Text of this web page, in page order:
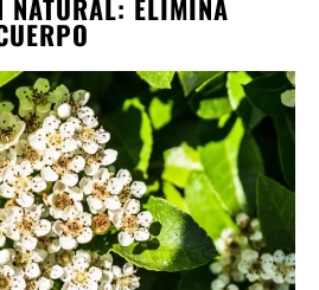
NATURAL: ELIMINA